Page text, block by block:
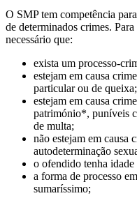
O SMP tem competência
de determinados crimes.
necessário que:
exista um processo-
estejam em causa
particular ou de queixa;
estejam em causa
património*, puníveis
de multa;
não estejam em causa
autodeterminação
o ofendido tenha
a forma de processo
sumaríssimo;